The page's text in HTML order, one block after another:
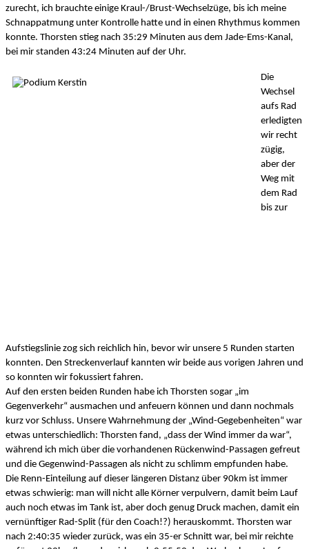
zurecht, ich brauchte einige Kraul-/Brust-Wechselzüge, bis ich meine
Schnappatmung unter Kontrolle hatte und in einen Rhythmus kommen
konnte. Thorsten stieg nach 35:29 Minuten aus dem Jade-Ems-Kanal,
bei mir standen 43:24 Minuten auf der Uhr.
Die
Wechsel
aufs Rad
erledigten
wir recht
zügig,
aber der
Weg mit
dem Rad
bis zur
Aufstiegslinie zog sich reichlich hin, bevor wir unsere 5 Runden starten
konnten. Den Streckenverlauf kannten wir beide aus vorigen Jahren und
so konnten wir fokussiert fahren.
Auf den ersten beiden Runden habe ich Thorsten sogar „im
Gegenverkehr“ ausmachen und anfeuern können und dann nochmals
kurz vor Schluss. Unsere Wahrnehmung der „Wind-Gegebenheiten“ war
etwas unterschiedlich: Thorsten fand, „dass der Wind immer da war“,
während ich mich über die vorhandenen Rückenwind-Passagen gefreut
und die Gegenwind-Passagen als nicht zu schlimm empfunden habe.
Die Renn-Einteilung auf dieser längeren Distanz über 90km ist immer
etwas schwierig: man will nicht alle Körner verpulvern, damit beim Lauf
auch noch etwas im Tank ist, aber doch genug Druck machen, damit ein
vernünftiger Rad-Split (für den Coach!?) herauskommt. Thorsten war
nach 2:40:35 wieder zurück, was ein 35-er Schnitt war, bei mir reichte